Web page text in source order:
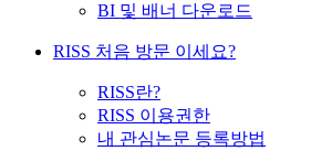
BI 및 배너 다운로드
RISS 처음 방문 이세요?
RISS란?
RISS 이용권한
내 관심논문 등록방법